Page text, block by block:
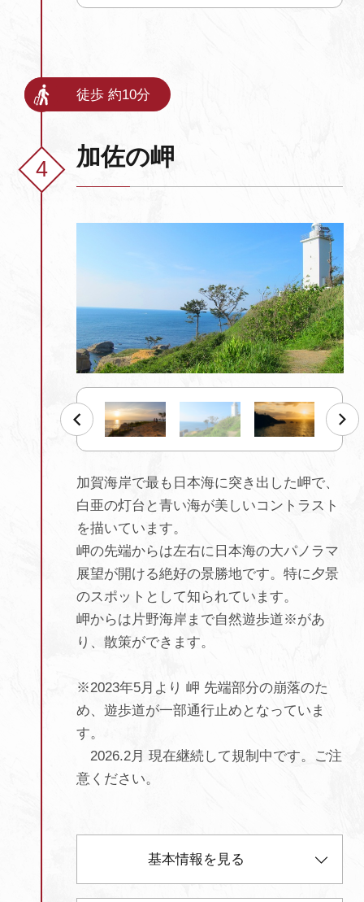
徒歩 約10分
加佐の岬
加賀海岸で最も日本海に突き出した岬で、
白亜の灯台と青い海が美しいコントラスト
を描いています。
岬の先端からは左右に日本海の大パノラマ
展望が開ける絶好の景勝地です。特に夕景
のスポットとして知られています。
岬からは片野海岸まで自然遊歩道※があ
り、散策ができます。
※2023年5月より 岬 先端部分の崩落のた
め、遊歩道が一部通行止めとなっていま
す。
2026.2月 現在継続して規制中です。ご注
意ください。
基本情報を見る